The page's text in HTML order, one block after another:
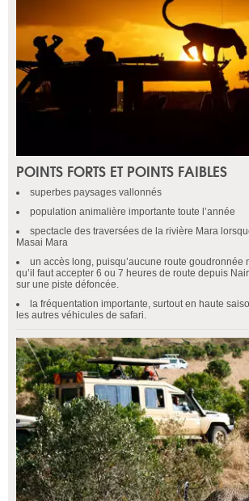
POINTS FORTS ET POINTS FAIBLES
superbes paysages vallonnés
population animalière importante toute l’année
spectacle des traversées de la rivière Mara
Masai Mara
un accès long, puisqu’aucune route goudronnée
qu’il faut accepter 6 ou 7 heures de route depuis
sur une piste défoncée.
la fréquentation importante, surtout en haute
les autres véhicules de safari.